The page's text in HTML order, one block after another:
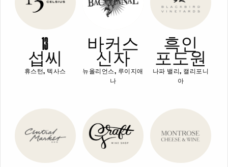
13
섭씨
휴스턴, 텍사스
바커스
신자
뉴올리언스, 루이지애
나
흑인
포도원
나파 밸리, 캘리포니
아